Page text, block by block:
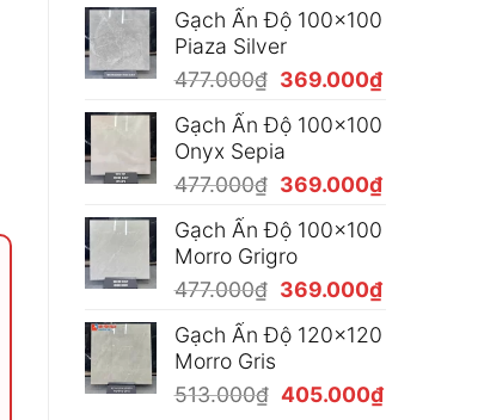
từ
410.000₫
đến
450.000₫
Gạch Ấn Độ 100x100
Piaza Silver
477.000₫ Giá
là:
477.000₫.
369.000₫Giá
tại
Gạch Ấn Độ 100x100
Onyx Sepia
477.000₫ Giá
là:
477.000₫.
369.000₫Giá
tại
Gạch Ấn Độ 100x100
Morro Grigro
477.000₫ Giá
là:
369.000₫Giá
tại
Gạch Ấn Độ 120x120
Morro Gris
513.000₫ Giá
405.000₫Giá